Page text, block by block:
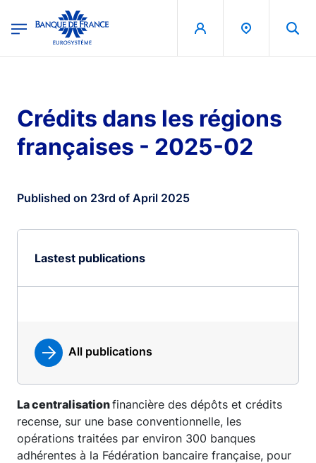
Banque de France - Menu Principal
Crédits dans les régions
françaises - 2025-02
Published on 23rd of April 2025
Lastest publications
All publications
La centralisationfinancière des dépôts et crédits
recense, sur une base conventionnelle, les
opérations traitées par environ 300 banques
adhérentes à la Fédération bancaire française, pour